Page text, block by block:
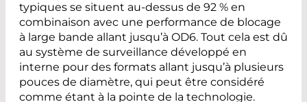
typiques se situent au-dessus de 92 % en
combinaison avec une performance de blocage
à large bande allant jusqu’à OD6. Tout cela est dû
au système de surveillance développé en
interne pour des formats allant jusqu’à plusieurs
pouces de diamètre, qui peut être considéré
comme étant à la pointe de la technologie.